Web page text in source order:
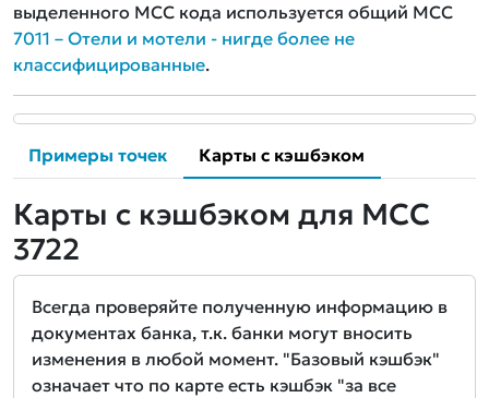
выделенного MCC кода используется общий MCC
7011 – Отели и мотели - нигде более не
классифицированные.
Примеры точек Карты с кэшбэком
Карты с кэшбэком для MCC
3722
Всегда проверяйте полученную информацию в
документах банка, т.к. банки могут вносить
изменения в любой момент. "Базовый кэшбэк"
означает что по карте есть кэшбэк "за все